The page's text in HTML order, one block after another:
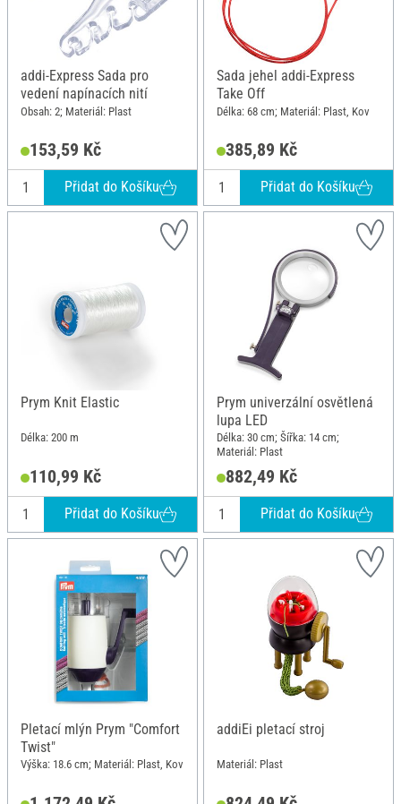
addi-Express Sada pro
vedení napínacích nití
Obsah: 2; Materiál: Plast
153,59 Kč
Přidat do Košíku
Sada jehel addi-Express
Take Off
Délka: 68 cm; Materiál: Plast, Kov
385,89 Kč
Přidat do Košíku
Prym Knit Elastic
Délka: 200 m
110,99 Kč
Přidat do Košíku
Prym univerzální osvětlená
lupa LED
Délka: 30 cm; Šířka: 14 cm;
Materiál: Plast
882,49 Kč
Přidat do Košíku
Pletací mlýn Prym "Comfort
Twist"
Výška: 18.6 cm; Materiál: Plast, Kov
addiEi pletací stroj
Materiál: Plast